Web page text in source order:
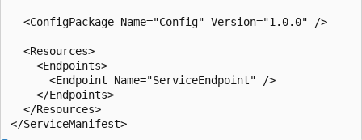
  <ConfigPackage Name="Config" Version="1.0.0" />
  <Resources>
    <Endpoints>
      <Endpoint Name="ServiceEndpoint" />
    </Endpoints>
  </Resources>